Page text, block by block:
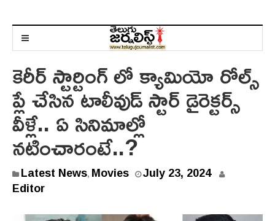
కెరీర్ స్టార్టింగ్ లో క్యామియో రోల్స్
ప్లే చేసిన టాలీవుడ్ స్టార్ డైరెక్టర్స్
వీళ్లే.. ఏ సినిమాల్లో
నటించారంటే..?
Latest News, Movies July 23, 2024
Editor